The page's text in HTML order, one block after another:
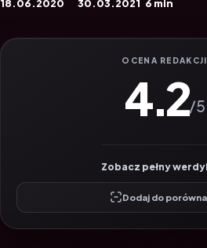
18.06.2020 30.03.2021 6 min
OCENA REDAKCJI
4.2/5
Zobacz pełny
Dodaj do